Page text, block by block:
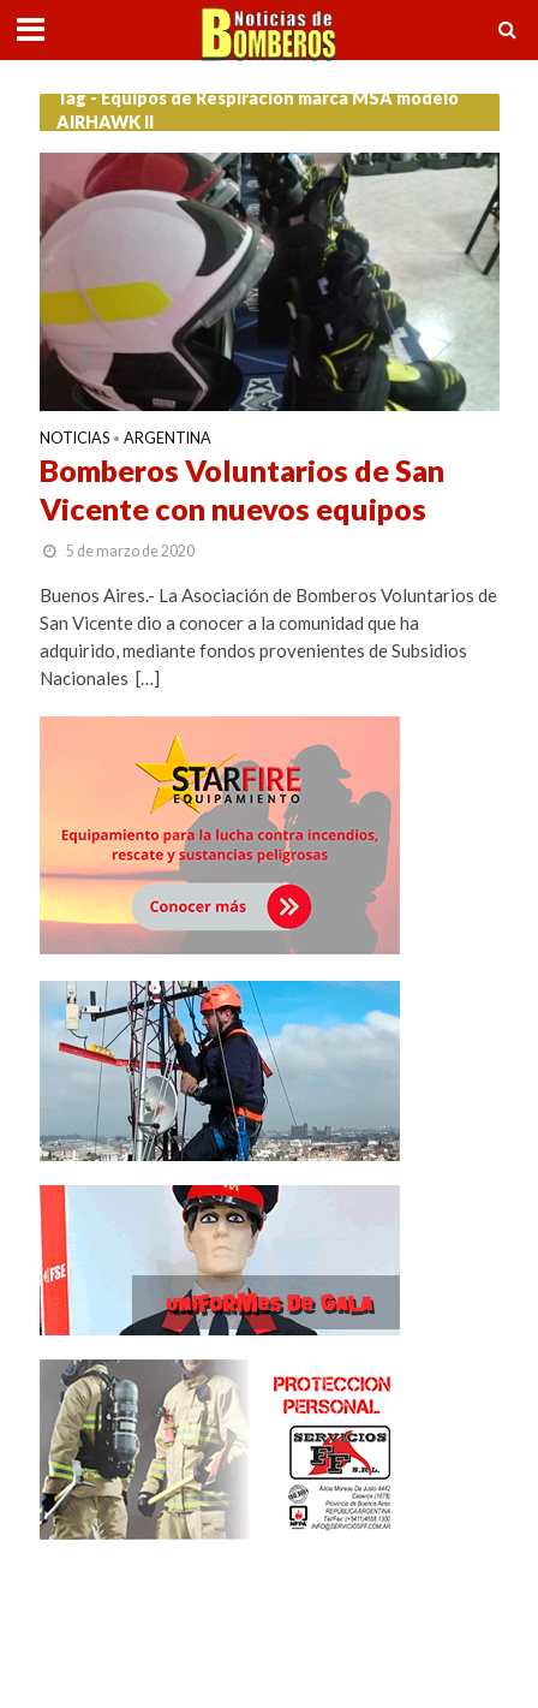
Tag - Equipos de Respiración marca MSA modelo
AIRHAWK II
NOTICIAS • ARGENTINA
Bomberos Voluntarios de San
Vicente con nuevos equipos
5 de marzo de 2020
Buenos Aires.- La Asociación de Bomberos Voluntarios de
San Vicente dio a conocer a la comunidad que ha
adquirido, mediante fondos provenientes de Subsidios
Nacionales […]